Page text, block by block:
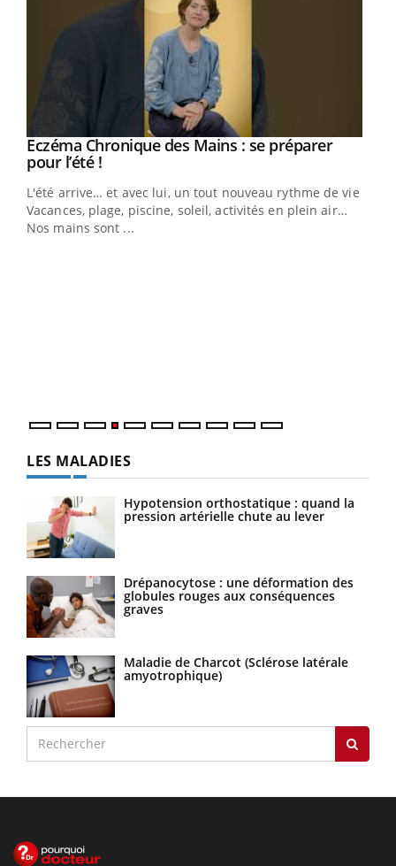
Youtube
Eczéma Chronique des Mains : se préparer
pour l’été !Youtube
L'été arrive… et avec lui, un tout nouveau rythme de vie !
Vacances, plage, piscine, soleil, activités en plein air…
Nos mains sont ...
LES MALADIES
Hypotension orthostatique : quand la
pression artérielle chute au lever
Drépanocytose : une déformation des
globules rouges aux conséquences
graves
Maladie de Charcot (Sclérose latérale
amyotrophique)